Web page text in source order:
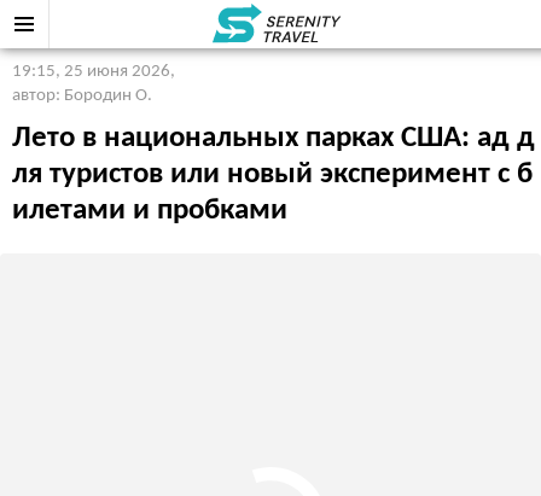
19:15, 25 июня 2026,
автор: Бородин О.
Лето в национальных парках США: ад д
ля туристов или новый эксперимент с б
илетами и пробками